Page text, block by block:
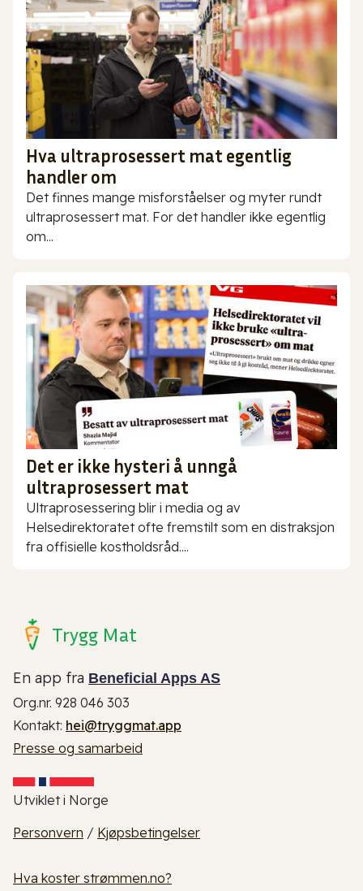
Hva ultraprosessert mat egentlig
handler om
Det finnes mange misforståelser og myter rundt
ultraprosessert mat. For det handler ikke egentlig
om...
Det er ikke hysteri å unngå
ultraprosessert mat
Ultraprosessering blir i media og av
Helsedirektoratet ofte fremstilt som en distraksjon
fra offisielle kostholdsråd....
Trygg Mat
En app fra Beneficial Apps AS
Org.nr. 928 046 303
Kontakt: hei@tryggmat.app
Presse og samarbeid
Utviklet i Norge
Personvern / Kjøpsbetingelser
Hva koster strømmen.no?